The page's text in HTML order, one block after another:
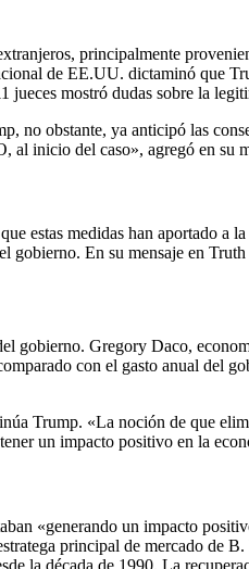
principalmente
de EE.UU. dictaminó que
jueces mostró dudas sobre la
no obstante, ya anticipó las
al inicio del caso», agregó en su
estas medidas han aportado a
gobierno. En su mensaje en
gobierno. Gregory Daco,
con el gasto anual del
Trump. «La noción de que
un impacto positivo en la
«generando un impacto
principal de mercado de
la década de 1990. La